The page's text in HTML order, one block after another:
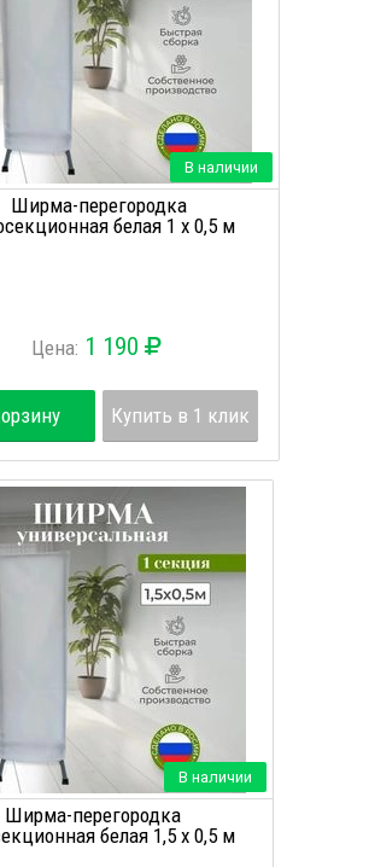
В наличии
Ширма-перегородка
белая 1 х 0,5 м
Цена: 1 190
Купить в 1 клик
В наличии
Ширма-перегородка
белая 1,5 х 0,5 м